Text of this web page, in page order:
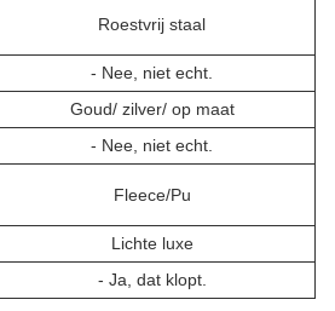
Roestvrij staal
- Nee, niet echt.
Goud/ zilver/ op maat
- Nee, niet echt.
Fleece/Pu
Lichte luxe
- Ja, dat klopt.